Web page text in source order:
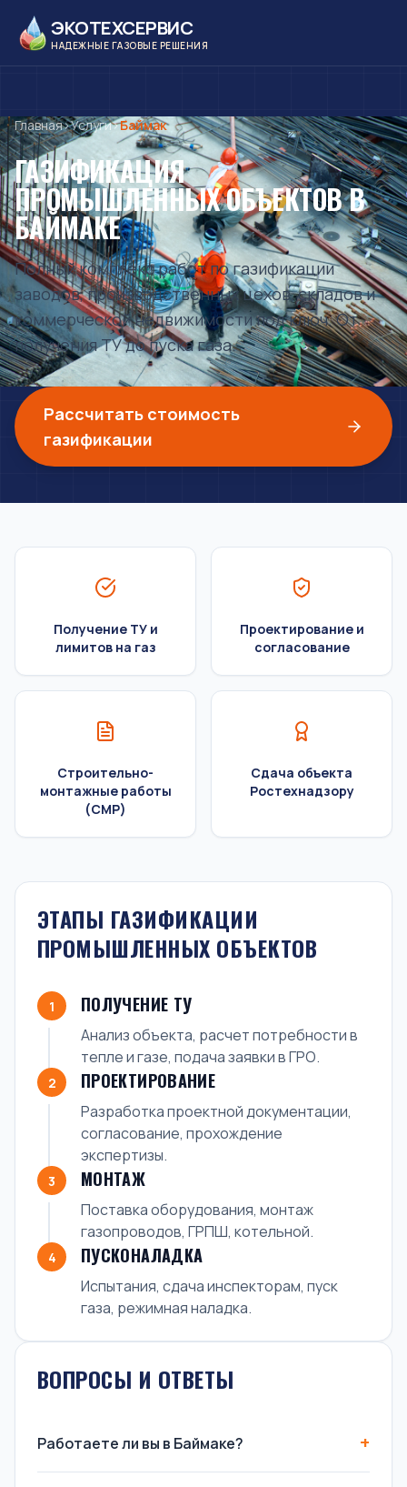
ЭКОТЕХСЕРВИС
НАДЕЖНЫЕ ГАЗОВЫЕ РЕШЕНИЯ
Главная›Услуги›Баймак
ГАЗИФИКАЦИЯ
ПРОМЫШЛЕННЫХ ОБЪЕКТОВВ
БАЙМАКЕ
Полный комплекс работ по газификации
заводов, производственных цехов, складов и
коммерческой недвижимости под ключ. От
получения ТУ до пуска газа.
Рассчитать стоимость
газификации
Получение ТУ и
лимитов на газ
Проектирование и
согласование
Строительно-
монтажные работы
(СМР)
Сдача объекта
Ростехнадзору
ЭТАПЫ ГАЗИФИКАЦИИ
ПРОМЫШЛЕННЫХ ОБЪЕКТОВ
1 ПОЛУЧЕНИЕ ТУ
Анализ объекта, расчет потребности в
тепле и газе, подача заявки в ГРО.
2 ПРОЕКТИРОВАНИЕ
Разработка проектной документации,
согласование, прохождение
экспертизы.
3 МОНТАЖ
Поставка оборудования, монтаж
газопроводов, ГРПШ, котельной.
4 ПУСКОНАЛАДКА
Испытания, сдача инспекторам, пуск
газа, режимная наладка.
ВОПРОСЫ И ОТВЕТЫ
Работаете ли вы в Баймаке?